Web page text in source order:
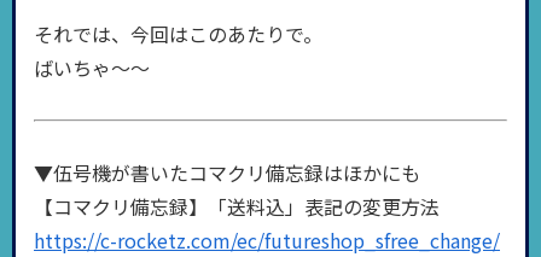
それでは、今回はこのあたりで。
ばいちゃ〜〜
▼伍号機が書いたコマクリ備忘録はほかにも
【コマクリ備忘録】「送料込」表記の変更方法
https://c-rocketz.com/ec/futureshop_sfree_change/